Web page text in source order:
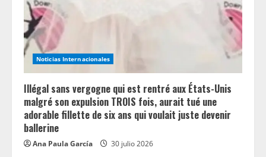
Noticias Internacionales
Illégal sans vergogne qui est rentré aux États-Unis
malgré son expulsion TROIS fois, aurait tué une
adorable fillette de six ans qui voulait juste devenir
ballerine
Ana Paula García 30 julio 2026